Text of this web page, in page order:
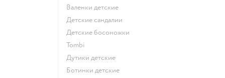
Валенки детские
Детские сандалии
Детские босоножки
Tombi
Дутики детские
Ботинки детские